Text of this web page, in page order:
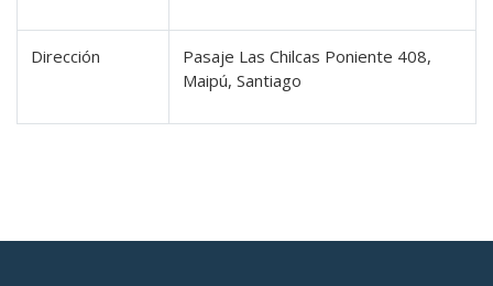
Dirección
Pasaje Las Chilcas Poniente 408,
Maipú, Santiago